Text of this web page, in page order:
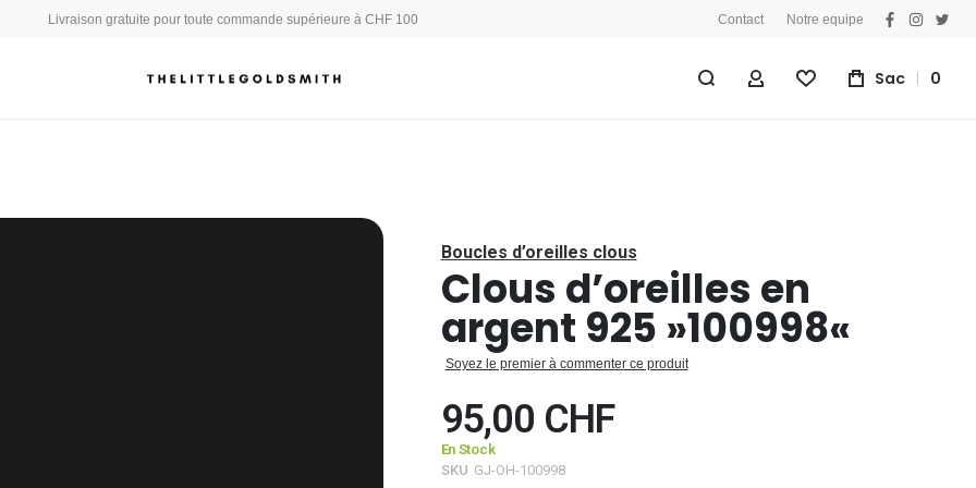
Livraison gratuite pour toute commande supérieure à CHF 100 Contact Notre equipe
facebook
Mon Compte
Liste D'achats
Sac 0
Boucles d’oreilles clous
Clous d’oreilles en
argent 925 »100998«
Soyez le premier à commenter ce produit
95,00 CHF
En Stock
SKU GJ-OH-100998